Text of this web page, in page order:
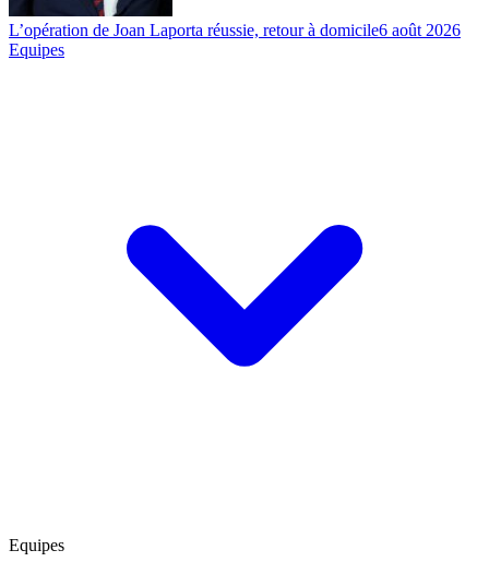
L’opération de Joan Laporta réussie, retour à domicile6 août 2026
Equipes
Equipes